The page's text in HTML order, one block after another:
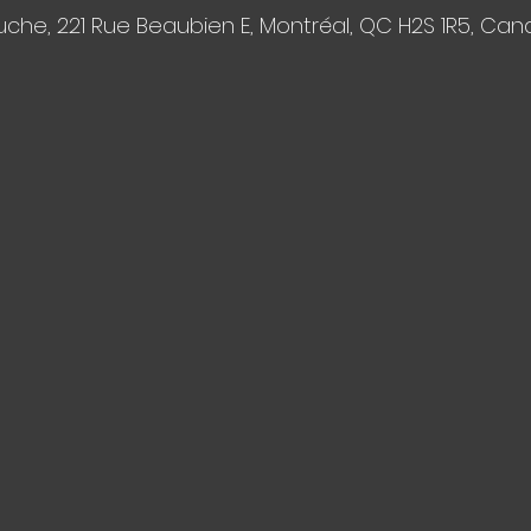
221 Rue Beaubien E, Montréal, QC H2S 1R5,